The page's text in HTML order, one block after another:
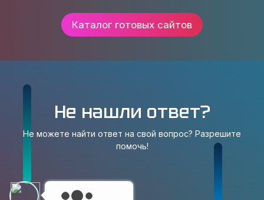
Каталог готовых сайтов
Не нашли ответ?
Не можете найти ответ на свой вопрос? Разрешите
помочь!